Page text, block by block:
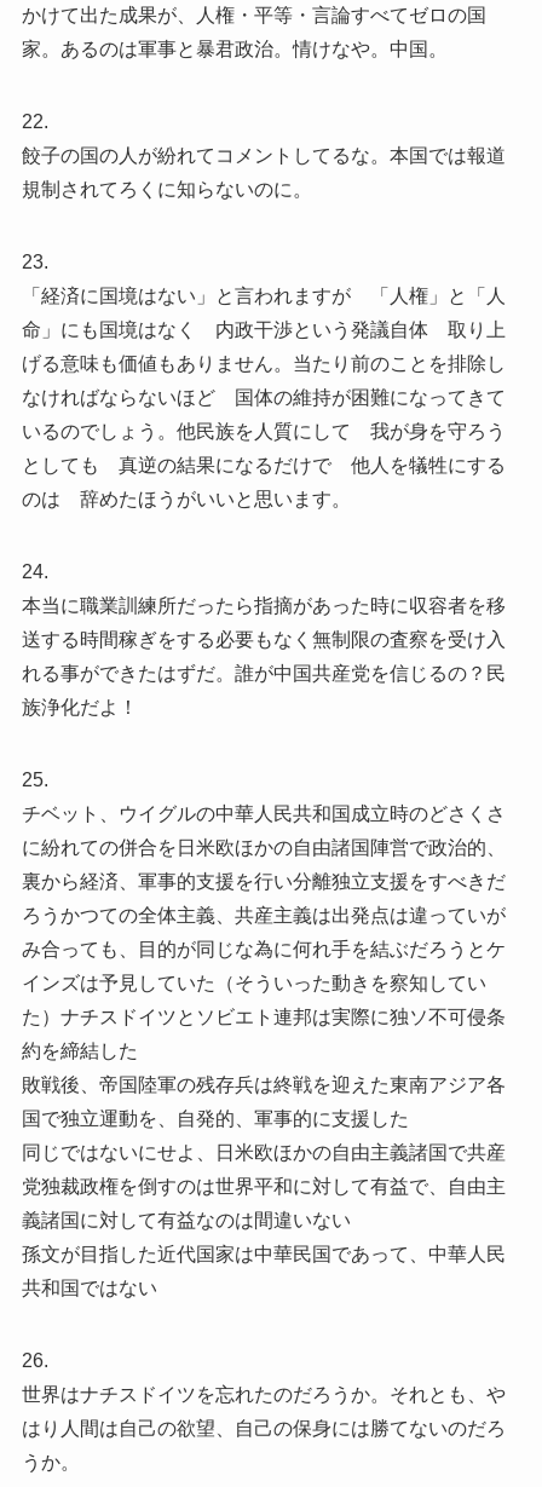
かけて出た成果が、人権・平等・言論すべてゼロの国
家。あるのは軍事と暴君政治。情けなや。中国。
22.
餃子の国の人が紛れてコメントしてるな。本国では報道
規制されてろくに知らないのに。
23.
「経済に国境はない」と言われますが 「人権」と「人
命」にも国境はなく 内政干渉という発議自体 取り上
げる意味も価値もありません。当たり前のことを排除し
なければならないほど 国体の維持が困難になってきて
いるのでしょう。他民族を人質にして 我が身を守ろう
としても 真逆の結果になるだけで 他人を犠牲にする
のは 辞めたほうがいいと思います。
24.
本当に職業訓練所だったら指摘があった時に収容者を移
送する時間稼ぎをする必要もなく無制限の査察を受け入
れる事ができたはずだ。誰が中国共産党を信じるの？民
族浄化だよ！
25.
チベット、ウイグルの中華人民共和国成立時のどさくさ
に紛れての併合を日米欧ほかの自由諸国陣営で政治的、
裏から経済、軍事的支援を行い分離独立支援をすべきだ
ろうかつての全体主義、共産主義は出発点は違っていが
み合っても、目的が同じな為に何れ手を結ぶだろうとケ
インズは予見していた（そういった動きを察知してい
た）ナチスドイツとソビエト連邦は実際に独ソ不可侵条
約を締結した
敗戦後、帝国陸軍の残存兵は終戦を迎えた東南アジア各
国で独立運動を、自発的、軍事的に支援した
同じではないにせよ、日米欧ほかの自由主義諸国で共産
党独裁政権を倒すのは世界平和に対して有益で、自由主
義諸国に対して有益なのは間違いない
孫文が目指した近代国家は中華民国であって、中華人民
共和国ではない
26.
世界はナチスドイツを忘れたのだろうか。それとも、や
はり人間は自己の欲望、自己の保身には勝てないのだろ
うか。